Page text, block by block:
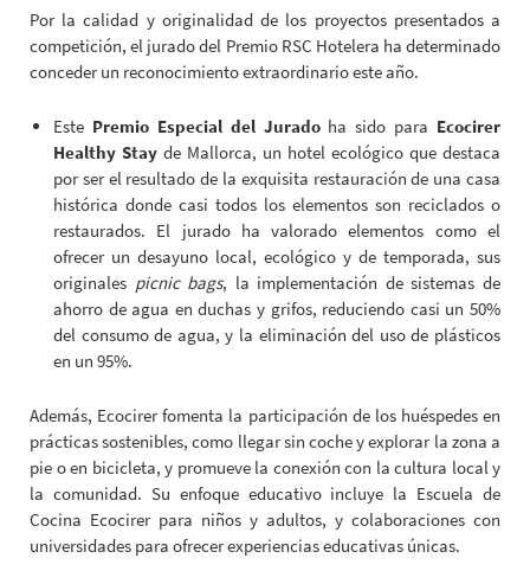
Por la calidad y originalidad de los proyectos presentados a
competición, el jurado del Premio RSC Hotelera ha determinado
conceder un reconocimiento extraordinario este año.
Este Premio Especial del Juradoha sido para Ecocirer
Healthy Stay de Mallorca, un hotel ecológico que destaca
por ser el resultado de la exquisita restauración de una casa
histórica donde casi todos los elementos son reciclados o
restaurados. El jurado ha valorado elementos como el
ofrecer un desayuno local, ecológico y de temporada, sus
originales picnic bags, la implementación de sistemas de
ahorro de agua en duchas y grifos, reduciendo casi un 50%
del consumo de agua, y la eliminación del uso de plásticos
en un 95%.
Además, Ecocirer fomenta la participación de los huéspedes en
prácticas sostenibles, como llegar sin coche y explorar la zona a
pie o en bicicleta, y promueve la conexión con la cultura local y
la comunidad. Su enfoque educativo incluye la Escuela de
Cocina Ecocirer para niños y adultos, y colaboraciones con
universidades para ofrecer experiencias educativas únicas.